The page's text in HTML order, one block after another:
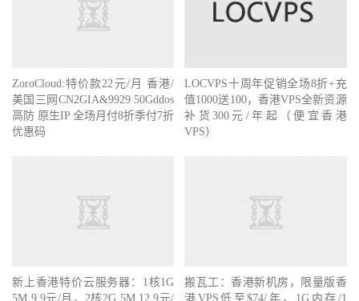
ZoroCloud:特价款22元/月 香港/
美国三网CN2GIA&9929 50Gddos
高防 原生IP 全场月付8折季付7折
优惠码
LOCVPS十周年促销全场8折+充
值1000送100，香港VPS全新资源
补货300元/年起（便宜香港
VPS）
新上香港特价云服务器：1核1G
5M 9.9元/月，2核2G 5M 12.9元/
搬瓦工：香港新机房，限量版香
港VPS低至$74/年，1G内存/1